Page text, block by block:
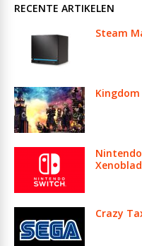
RECENTE ARTIKELEN
Steam
Crazy